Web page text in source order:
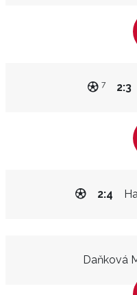
2:3
7
2:4
Daňková